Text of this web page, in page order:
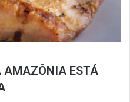
AMAZÔNIA ESTÁ